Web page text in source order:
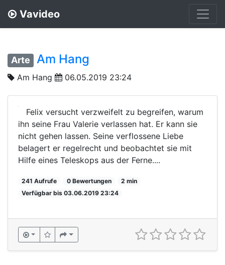
Vavideo
Arte Am Hang
Am Hang 06.05.2019 23:24
Felix versucht verzweifelt zu begreifen, warum
ihn seine Frau Valerie verlassen hat. Er kann sie
nicht gehen lassen. Seine verflossene Liebe
belagert er regelrecht und beobachtet sie mit
Hilfe eines Teleskops aus der Ferne....
241 Aufrufe 0 Bewertungen
2 min
Verfügbar bis 03.06.2019 23:24